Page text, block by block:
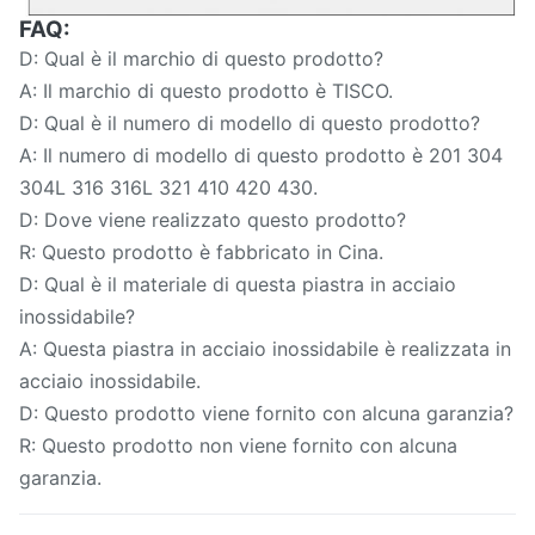
FAQ:
D: Qual è il marchio di questo prodotto?
A: Il marchio di questo prodotto è TISCO.
D: Qual è il numero di modello di questo prodotto?
A: Il numero di modello di questo prodotto è 201 304
304L 316 316L 321 410 420 430.
D: Dove viene realizzato questo prodotto?
R: Questo prodotto è fabbricato in Cina.
D: Qual è il materiale di questa piastra in acciaio
inossidabile?
A: Questa piastra in acciaio inossidabile è realizzata in
acciaio inossidabile.
D: Questo prodotto viene fornito con alcuna garanzia?
R: Questo prodotto non viene fornito con alcuna
garanzia.